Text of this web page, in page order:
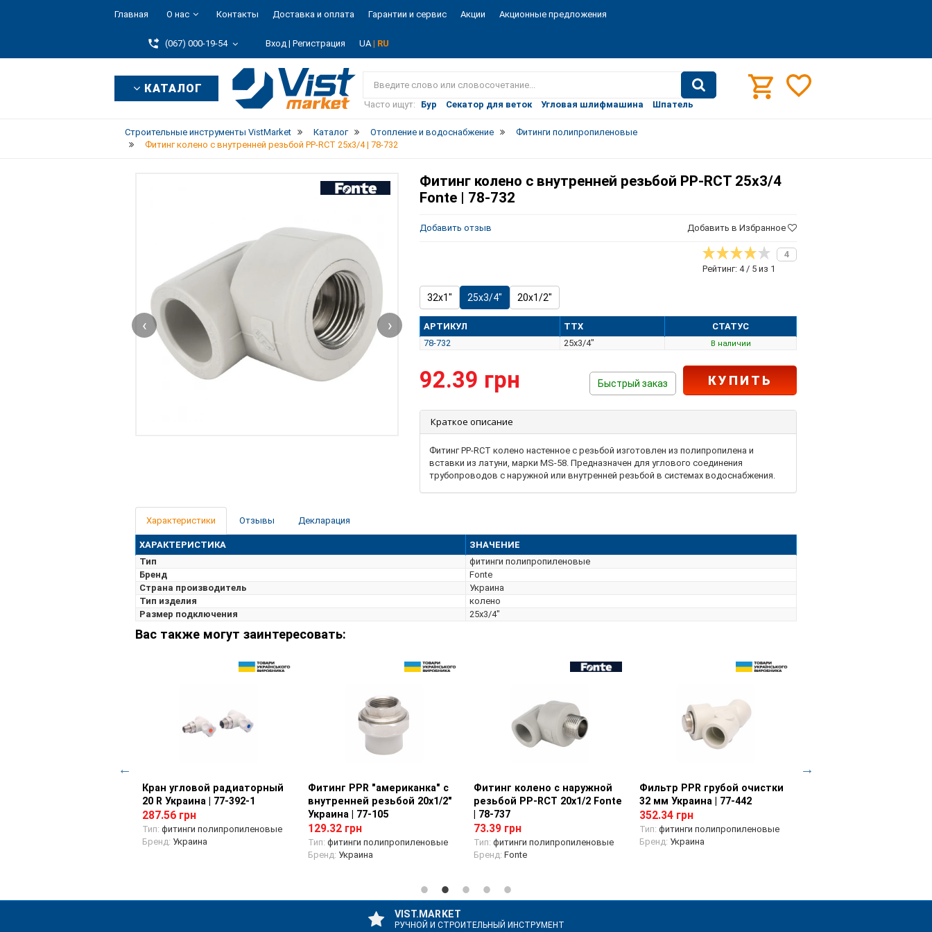
Главная О нас Контакты Доставка и оплата Гарантии и сервис Акции Акционные предложения
(067) 000-19-54 Вход | Регистрация UA| RU
КАТАЛОГ
market
Часто ищут: Бур Секатор для веток Угловая шлифмашина Шпатель
Строительные инструменты VistMarket Каталог Отопление и водоснабжение
Фитинги полипропиленовые
Фитинг колено с внутренней резьбой PP-RCT 25х3/4 | 78-732
‹ ›
Фитинг колено с внутренней резьбой PP-RCT 25х3/4
Fonte | 78-732
Добавить отзыв Добавить в Избранное
4
Рейтинг: 4 / 5 из 1
32х1" 25х3/4" 20х1/2"
АРТИКУЛ ТТХ
СТАТУС
78-732
25х3/4" В наличии
92.39 грн Быстрый заказ КУПИТЬ
Краткое описание
Фитинг PP-RCT колено настенное с резьбой изготовлен из полипропилена и
вставки из латуни, марки MS-58. Предназначен для углового соединения
трубопроводов с наружной или внутренней резьбой в системах водоснабжения.
Характеристики Отзывы Декларация
ХАРАКТЕРИСТИКА
ЗНАЧЕНИЕ
Тип
фитинги полипропиленовые
Бренд
Fonte
Страна производитель
Украина
Тип изделия
колено
Размер подключения
25х3/4"
Вас также могут заинтересовать:
Просмотр товара
Кран угловой радиаторный
20 R Украина | 77-392-1
287.56 грн
Тип: фитинги полипропиленовые
Бренд: Украина
Просмотр товара
Фитинг PPR "американка" с
внутренней резьбой 20х1/2"
Украина | 77-105
129.32 грн
Тип: фитинги полипропиленовые
Бренд: Украина
Просмотр товара
Фитинг колено с наружной
резьбой PP-RCT 20х1/2 Fonte
| 78-737
73.39 грн
Тип: фитинги полипропиленовые
Бренд: Fonte
Просмотр товара
Фильтр PPR грубой очистки
32 мм Украина | 77-442
352.34 грн
Тип: фитинги полипропиленовые
Бренд: Украина
VIST.MARKET
РУЧНОЙ И СТРОИТЕЛЬНЫЙ ИНСТРУМЕНТ